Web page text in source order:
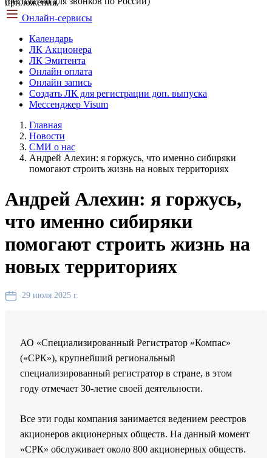
Онлайн-сервисы
Календарь
ЛК Акционера
ЛК Эмитента
Онлайн оплата
Онлайн запись
Создать ЛК для регистрации доп. выпуска
Мессенджер Visum
Главная
Новости
СМИ о нас
Андрей Алехин: я горжусь, что именно сибиряки
помогают строить жизнь на новых территориях
Андрей Алехин: я горжусь,
что именно сибиряки
помогают строить жизнь на
новых территориях
29 июля 2025 г.
АО «Специализированный Регистратор «Компас»
(«СРК»), крупнейший региональный
специализированный регистратор в стране, в этом
году отмечает 30-летие своей деятельности.
Все эти годы компания занимается ведением реестров
акционеров акционерных обществ. На данный момент
«СРК» обслуживает около 800 акционерных обществ.